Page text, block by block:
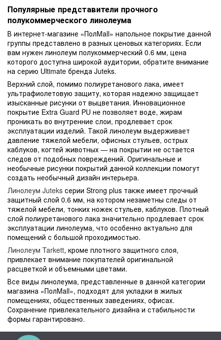
Популярные представители прочного
полукоммерческого линолеума
В интернет-магазине «ПолMall» напольное покрытие данной
группы представлено в разных ценовых категориях. Если
вам нужен линолеум полукоммерческий 0.6 мм, цена
которого доступна широкой аудитории, обратите внимание
на серию Ultimate бренда Juteks.
Верхний слой, помимо полиуретанового лака, имеет
ультрафиолетовую защиту, которая надежно защищает
изысканные рисунки от выцветания. Инновационное
покрытие Extra Guard PU не позволяет воде, жирам
проникать во внутренние слои, продлевает срок
эксплуатации изделий. Такой линолеум выдерживает
давление тяжелой мебели, офисных стульев, острых
каблуков, когтей животных — на покрытии не остается
следов от подобных повреждений. Оригинальные и
необычные рисунки покрытий данной коллекции помогут
создать необычный дизайн интерьера.
Линолеум Juteks серии Strong plus также имеет прочный
защитный слой 0.6 мм, на котором незаметны следы от
тяжелой мебели, тонких ножек стульев, каблуков. Плотный
слой полиуретанового лака значительно продлевает срок
эксплуатации линолеума, что особенно актуально для
помещений с большой проходимостью.
Линолеум Tarkett, кроме плотного защитного слоя,
привлекает внимание покупателей оригинальной
расцветкой и объемными цветами.
Все виды линолеума, представленные в данной категории
магазина «ПолMall», подходят для укладки в жилых
помещениях, общественных заведениях, офисах.
Сохранение привлекательного дизайна и стабильности
формы гарантировано.